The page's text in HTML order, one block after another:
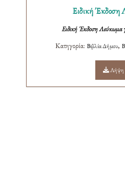
Ειδική Έκδοση
Ειδική Έκδοση
Κατηγορία: Βιβλία Δήμου,
Λήψη